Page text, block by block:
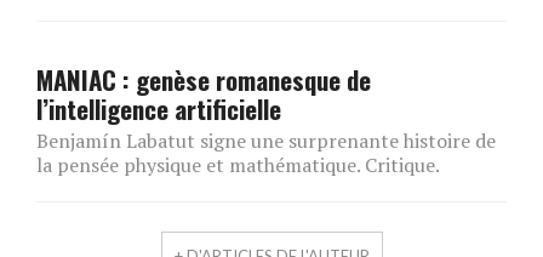
MANIAC : genèse romanesque de
l’intelligence artificielle
Benjamín Labatut signe une surprenante histoire de
la pensée physique et mathématique. Critique.